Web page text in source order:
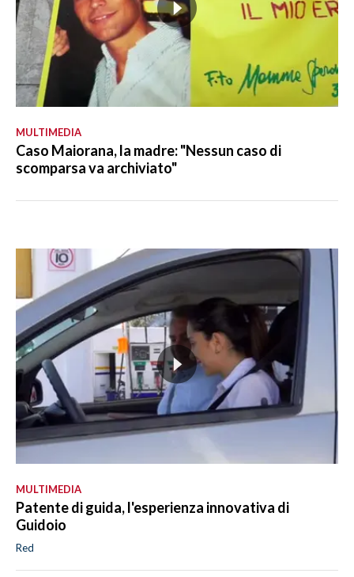
MULTIMEDIA
Caso Maiorana, la madre: "Nessun caso di
scomparsa va archiviato"
MULTIMEDIA
Patente di guida, l'esperienza innovativa di
Guidoio
Red